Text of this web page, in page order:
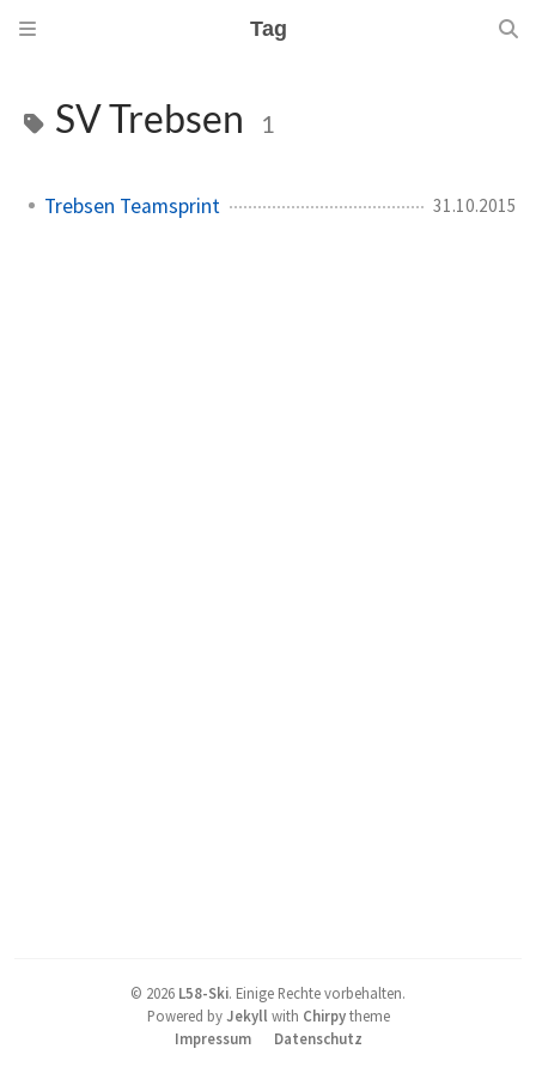
Tag
SV Trebsen 1
Trebsen Teamsprint 31.10.2015
© 2026 L58-Ski. Einige Rechte vorbehalten.
Powered byJekyll with Chirpytheme
Impressum
Datenschutz